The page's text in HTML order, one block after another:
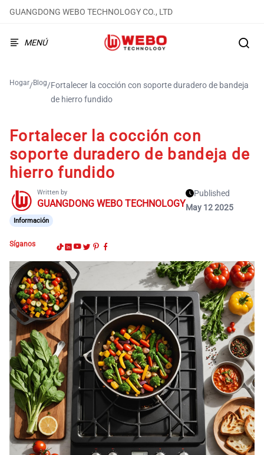
GUANGDONG WEBO TECHNOLOGY CO., LTD
MENÚ
Hogar/Blog/Fortalecer la cocción con soporte duradero de bandeja
de hierro fundido
Fortalecer la cocción con
soporte duradero de bandeja de
hierro fundido
Written by
GUANGDONG WEBO TECHNOLOGY
Published
May 12 2025
Información
Síganos